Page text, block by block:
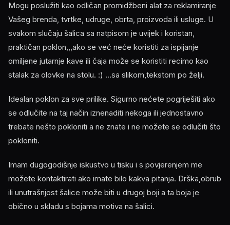
Mogu poslužiti kao odličan promidžbeni alat za reklamiranje
Vašeg brenda, tvrtke, udruge, obrta, proizvoda ili usluge. U
svakom slučaju šalica sa natpisom je uvijek i koristan,
praktičan poklon,,,ako se već neće koristiti za ispijanje
omiljene jutarnje kave ili čaja može se koristiti recimo kao
stalak za olovke na stolu. :) ...sa slikom,tekstom po želji.
Idealan poklon za sve prilike. Sigurno nećete pogriješiti ako
se odlučite na taj način iznenaditi nekoga ili jednostavno
trebate nešto pokloniti a ne znate i ne možete se odlučiti što
pokloniti.
Imam dugogodišnje iskustvo u tisku i s povjerenjem me
možete kontaktirati ako imate bilo kakva pitanja. Drška,obrub
ili unutrašnjost šalice može biti u drugoj boji a ta boja je
obično u skladu s bojama motiva na šalici.